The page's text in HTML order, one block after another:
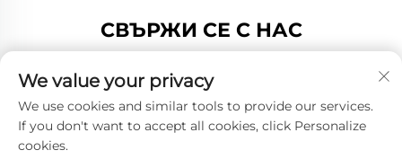
СВЪРЖИ СЕ С НАС
район, Циндао, Шандонг, Китай
Тел:+86-53285879528
Имейл:
We value your privacy
We use cookies and similar tools to provide our services.
If you don't want to accept all cookies, click Personalize
cookies.